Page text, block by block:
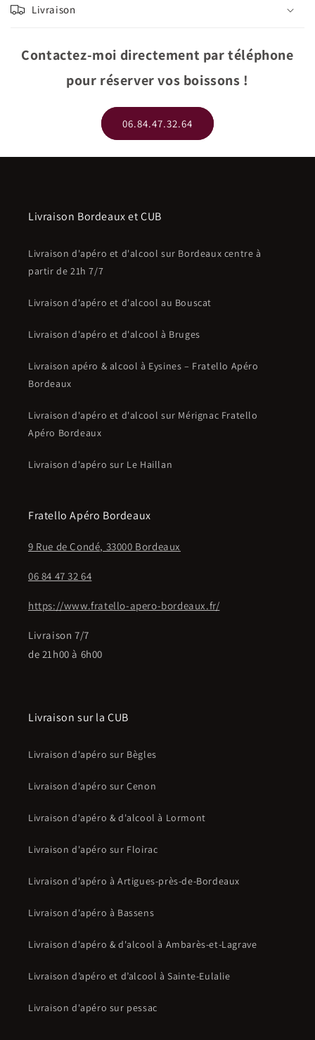
Livraison
Contactez-moi directement par téléphone
pour réserver vos boissons !
06.84.47.32.64
Livraison Bordeaux et CUB
Livraison d'apéro et d'alcool sur Bordeaux centre à
partir de 21h 7/7
Livraison d'apéro et d'alcool au Bouscat
Livraison d'apéro et d'alcool à Bruges
Livraison apéro & alcool à Eysines – Fratello Apéro
Bordeaux
Livraison d'apéro et d'alcool sur Mérignac Fratello
Apéro Bordeaux
Livraison d'apéro sur Le Haillan
Fratello Apéro Bordeaux
9 Rue de Condé, 33000 Bordeaux
06 84 47 32 64
https://www.fratello-apero-bordeaux.fr/
Livraison 7/7
de 21h00 à 6h00
Livraison sur la CUB
Livraison d'apéro sur Bègles
Livraison d'apéro sur Cenon
Livraison d'apéro & d'alcool à Lormont
Livraison d'apéro sur Floirac
Livraison d'apéro à Artigues-près-de-Bordeaux
Livraison d'apéro à Bassens
Livraison d'apéro & d'alcool à Ambarès-et-Lagrave
Livraison d’apéro et d’alcool à Sainte-Eulalie
Livraison d'apéro sur pessac